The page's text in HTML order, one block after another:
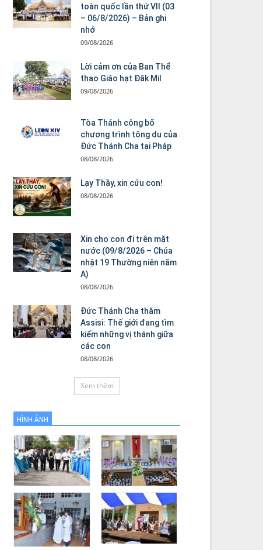
toàn quốc lần thứ VII (03
– 06/8/2026) – Bản ghi
nhớ
09/08/2026
Lời cảm ơn của Ban Thể
thao Giáo hạt Đăk Mil
09/08/2026
Tòa Thánh công bố
chương trình tông du của
Đức Thánh Cha tại Pháp
08/08/2026
Lạy Thầy, xin cứu con!
08/08/2026
Xin cho con đi trên mặt
nước (09/8/2026 – Chúa
nhật 19 Thường niên năm
A)
08/08/2026
Đức Thánh Cha thăm
Assisi: Thế giới đang tìm
kiếm những vị thánh giữa
các con
08/08/2026
Xem thêm
HÌNH ẢNH